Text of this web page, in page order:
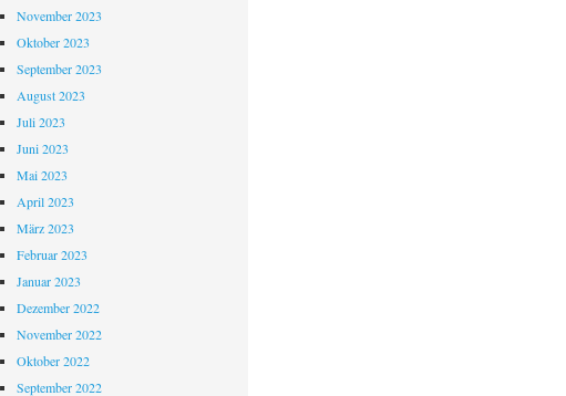
November 2023
Oktober 2023
September 2023
August 2023
Juli 2023
Juni 2023
Mai 2023
April 2023
März 2023
Februar 2023
Januar 2023
Dezember 2022
November 2022
Oktober 2022
September 2022